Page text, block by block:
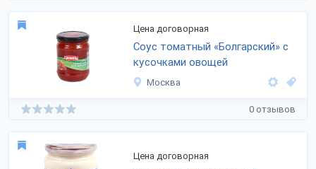
Цена договорная
Соус томатный «Болгарский» с
кусочками овощей
Москва
0 отзывов
Цена договорная